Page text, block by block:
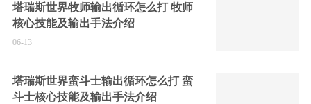
塔瑞斯世界牧师输出循环怎么打 牧师
核心技能及输出手法介绍
06-13
塔瑞斯世界蛮斗士输出循环怎么打 蛮
斗士核心技能及输出手法介绍